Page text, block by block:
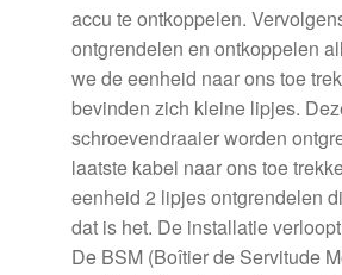
accu te ontkoppelen.
ontgrendelen en ontkoppelen
we de eenheid naar ons toe
bevinden zich kleine lipjes.
schroevendraaier worden
laatste kabel naar ons toe
eenheid 2 lipjes ontgrendelen
dat is het. De installatie
De BSM (Boîtier de Servitude